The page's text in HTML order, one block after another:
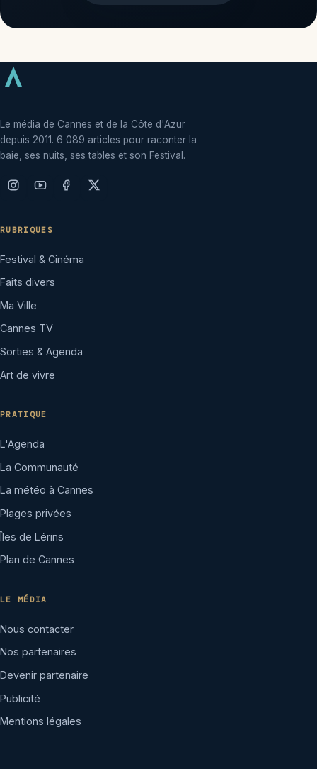
Le média de Cannes et de la Côte d'Azur
depuis 2011. 6 089 articles pour raconter la
baie, ses nuits, ses tables et son Festival.
RUBRIQUES
Festival & Cinéma
Faits divers
Ma Ville
Cannes TV
Sorties & Agenda
Art de vivre
PRATIQUE
L'Agenda
La Communauté
La météo à Cannes
Plages privées
Îles de Lérins
Plan de Cannes
LE MÉDIA
Nous contacter
Nos partenaires
Devenir partenaire
Publicité
Mentions légales